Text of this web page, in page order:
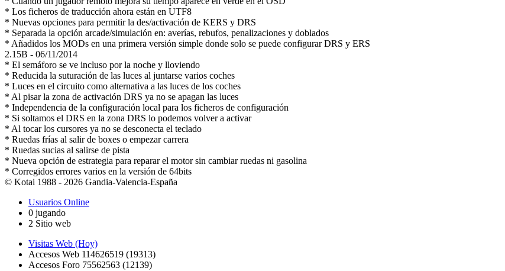
* Los ficheros de traducción ahora están en UTF8
* Nuevas opciones para permitir la des/activación de KERS y DRS
* Separada la opción arcade/simulación en: averías, rebufos, penalizaciones y doblados
* Añadidos los MODs en una primera versión simple donde solo se puede configurar DRS y ERS
2.15B - 06/11/2014
* El semáforo se ve incluso por la noche y lloviendo
* Reducida la suturación de las luces al juntarse varios coches
* Luces en el circuito como alternativa a las luces de los coches
* Al pisar la zona de activación DRS ya no se apagan las luces
* Independencia de la configuración local para los ficheros de configuración
* Si soltamos el DRS en la zona DRS lo podemos volver a activar
* Al tocar los cursores ya no se desconecta el teclado
* Ruedas frías al salir de boxes o empezar carrera
* Ruedas sucias al salirse de pista
* Nueva opción de estrategia para reparar el motor sin cambiar ruedas ni gasolina
* Corregidos errores varios en la versión de 64bits
© Kotai 1988 - 2026 Gandia-Valencia-España
Usuarios Online
0 jugando
2 Sitio web
Visitas Web (Hoy)
Accesos Web 114626519 (19313)
Accesos Foro 75562563 (12139)